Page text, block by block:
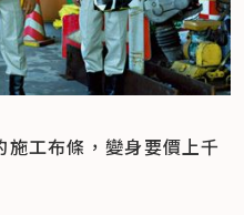
工布條，變身要價上千